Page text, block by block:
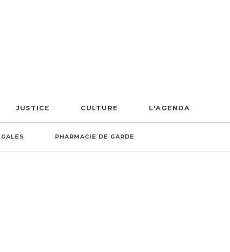
JUSTICE CULTURE L'AGENDA
PHARMACIE DE GARDE